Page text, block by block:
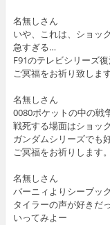
名無しさん
いや、これは、ショッ
急すぎる…
F91のテレビシリーズ
ご冥福をお祈り致します
名無しさん
0080ポケットの中の戦
戦死する場面はショッ
ガンダムシリーズでも
ご冥福をお祈りします。
名無しさん
バーニィよりシーブッ
タイラーの声が好きだ
いってみよー